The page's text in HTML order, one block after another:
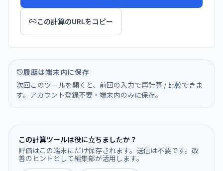
この計算のURLをコピー
履歴は端末内に保存
次回このツールを開くと、前回の入力で再計算 / 比較できま
す。アカウント登録不要・端末内のみに保存。
この計算ツールは役に立ちましたか？
評価はこの端末にだけ保存されます。送信は不要です。改
善のヒントとして編集部が活用します。